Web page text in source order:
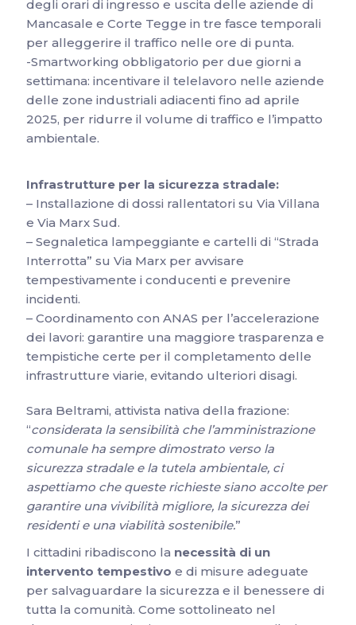
degli orari di ingresso e uscita delle aziende di
Mancasale e Corte Tegge in tre fasce temporali
per alleggerire il traffico nelle ore di punta.
-Smartworking obbligatorio per due giorni a
settimana: incentivare il telelavoro nelle aziende
delle zone industriali adiacenti fino ad aprile
2025, per ridurre il volume di traffico e l’impatto
ambientale.
Infrastrutture per la sicurezza stradale:
– Installazione di dossi rallentatori su Via Villana
e Via Marx Sud.
– Segnaletica lampeggiante e cartelli di “Strada
Interrotta” su Via Marx per avvisare
tempestivamente i conducenti e prevenire
incidenti.
– Coordinamento con ANAS per l’accelerazione
dei lavori: garantire una maggiore trasparenza e
tempistiche certe per il completamento delle
infrastrutture viarie, evitando ulteriori disagi.
Sara Beltrami, attivista nativa della frazione:
“considerata la sensibilità che l’amministrazione
comunale ha sempre dimostrato verso la
sicurezza stradale e la tutela ambientale, ci
aspettiamo che queste richieste siano accolte per
garantire una vivibilità migliore, la sicurezza dei
residenti e una viabilità sostenibile.”
I cittadini ribadiscono la necessità di un
intervento tempestivo e di misure adeguate
per salvaguardare la sicurezza e il benessere di
tutta la comunità. Come sottolineato nel